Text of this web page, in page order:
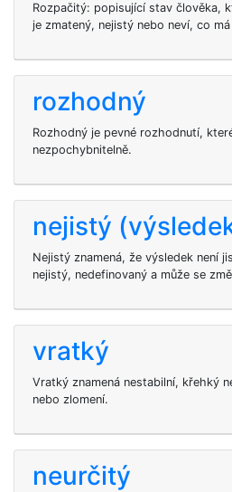
Rozpačitý: popisující stav člověka,
je zmatený, nejistý nebo neví, co
rozhodný
Rozhodný je pevné rozhodnutí,
nezpochybnitelně.
nejistý
Nejistý znamená, že výsledek není
nejistý, nedefinovaný a může se
vratký
Vratký znamená nestabilní, křehký
nebo zlomení.
neurčitý